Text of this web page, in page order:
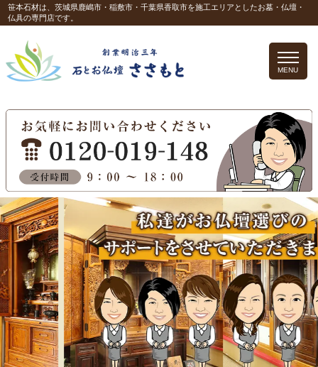
笹本石材は、茨城県鹿嶋市・稲敷市・千葉県香取市を施工エリアとしたお墓・仏壇・
仏具の専門店です。
MENU